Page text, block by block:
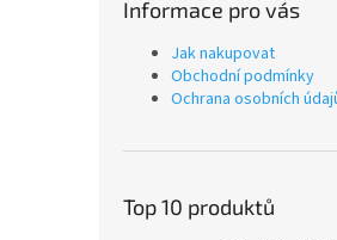
Informace pro vás
Jak nakupovat
Obchodní podmínky
Ochrana osobních
Top 10 produktů